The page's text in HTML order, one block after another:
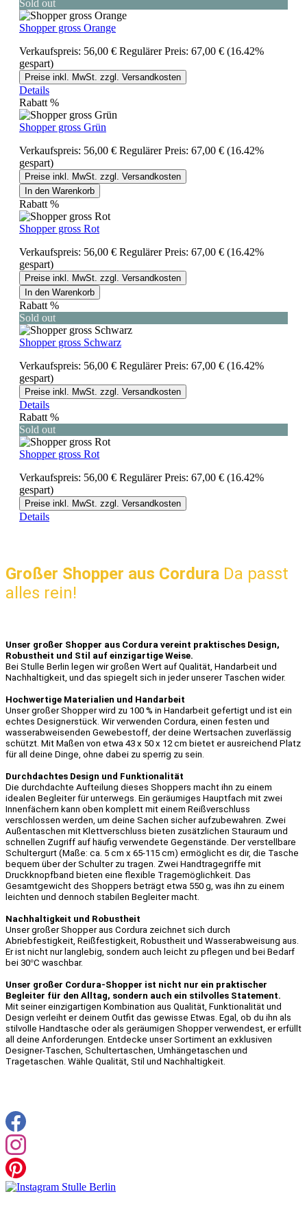
Sold out
Shopper gross Orange
Verkaufspreis: 56,00 € Regulärer Preis: 67,00 € (16.42%
gespart)
Preise inkl. MwSt. zzgl. Versandkosten
Details
Rabatt %
Shopper gross Grün
Verkaufspreis: 56,00 € Regulärer Preis: 67,00 € (16.42%
gespart)
Preise inkl. MwSt. zzgl. Versandkosten
In den Warenkorb
Rabatt %
Shopper gross Rot
Verkaufspreis: 56,00 € Regulärer Preis: 67,00 € (16.42%
gespart)
Preise inkl. MwSt. zzgl. Versandkosten
In den Warenkorb
Rabatt %
Sold out
Shopper gross Schwarz
Verkaufspreis: 56,00 € Regulärer Preis: 67,00 € (16.42%
gespart)
Preise inkl. MwSt. zzgl. Versandkosten
Details
Rabatt %
Sold out
Shopper gross Rot
Verkaufspreis: 56,00 € Regulärer Preis: 67,00 € (16.42%
gespart)
Preise inkl. MwSt. zzgl. Versandkosten
Details
Großer Shopper aus Cordura Da passt
alles rein!
Unser großer Shopper aus Cordura vereint praktisches Design,
Robustheit und Stil auf einzigartige Weise.
Bei Stulle Berlin legen wir großen Wert auf Qualität, Handarbeit und
Nachhaltigkeit, und das spiegelt sich in jeder unserer Taschen wider.
Hochwertige Materialien und Handarbeit
Unser großer Shopper wird zu 100 % in Handarbeit gefertigt und ist ein
echtes Designerstück. Wir verwenden Cordura, einen festen und
wasserabweisenden Gewebestoff, der deine Wertsachen zuverlässig
schützt. Mit Maßen von etwa 43 x 50 x 12 cm bietet er ausreichend Platz
für all deine Dinge, ohne dabei zu sperrig zu sein.
Durchdachtes Design und Funktionalität
Die durchdachte Aufteilung dieses Shoppers macht ihn zu einem
idealen Begleiter für unterwegs. Ein geräumiges Hauptfach mit zwei
Innenfächern kann oben komplett mit einem Reißverschluss
verschlossen werden, um deine Sachen sicher aufzubewahren. Zwei
Außentaschen mit Klettverschluss bieten zusätzlichen Stauraum und
schnellen Zugriff auf häufig verwendete Gegenstände. Der verstellbare
Schultergurt (Maße: ca. 5 cm x 65-115 cm) ermöglicht es dir, die Tasche
bequem über der Schulter zu tragen. Zwei Handtragegriffe mit
Druckknopfband bieten eine flexible Tragemöglichkeit. Das
Gesamtgewicht des Shoppers beträgt etwa 550 g, was ihn zu einem
leichten und dennoch stabilen Begleiter macht.
Nachhaltigkeit und Robustheit
Unser großer Shopper aus Cordura zeichnet sich durch
Abriebfestigkeit, Reißfestigkeit, Robustheit und Wasserabweisung aus.
Er ist nicht nur langlebig, sondern auch leicht zu pflegen und bei Bedarf
bei 30°C waschbar.
Unser großer Cordura-Shopper ist nicht nur ein praktischer
Begleiter für den Alltag, sondern auch ein stilvolles Statement.
Mit seiner einzigartigen Kombination aus Qualität, Funktionalität und
Design verleiht er deinem Outfit das gewisse Etwas. Egal, ob du ihn als
stilvolle Handtasche oder als geräumigen Shopper verwendest, er erfüllt
all deine Anforderungen. Entdecke unser Sortiment an exklusiven
Designer-Taschen, Schultertaschen, Umhängetaschen und
Tragetaschen. Wähle Qualität, Stil und Nachhaltigkeit.